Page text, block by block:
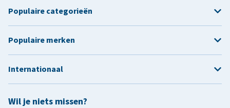
Wil je niets missen?
Populaire categorieën
Populaire merken
Internationaal